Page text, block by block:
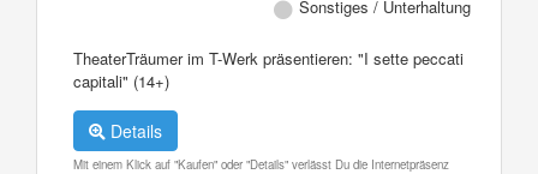
Sonstiges / Unterhaltung
TheaterTräumer im T-Werk präsentieren: "I sette peccati
capitali" (14+)
Details
Mit einem Klick auf "Kaufen" oder "Details" verlässt Du die Internetpräsenz